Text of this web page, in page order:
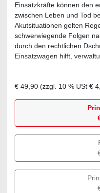
Einsatzkräfte können den
zwischen Leben und Tod
Akutsituationen gelten
schwerwiegende Folgen
durch den rechtlichen
Einsatzwagen hilft,
Risiken bei Einsätzen zu
€ 49,90 (zzgl. 10 % USt €